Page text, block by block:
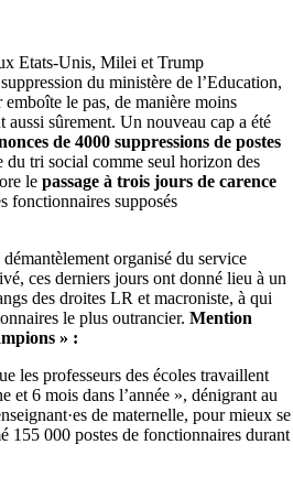
Etats-Unis, Milei et Trump
du ministère de l’Education,
le pas, de manière moins
aussi sûrement. Un nouveau cap a été
de 4000 suppressions de postes
du tri social comme seul horizon des
le passage à trois jours de carence
fonctionnaires supposés
organisé du service
ces derniers jours ont donné lieu à un
des droites LR et macroniste, à qui
le plus outrancier. Mention
» :
les professeurs des écoles travaillent
et 6 mois dans l’année », dénigrant au
de maternelle, pour mieux se
155 000 postes de fonctionnaires durant